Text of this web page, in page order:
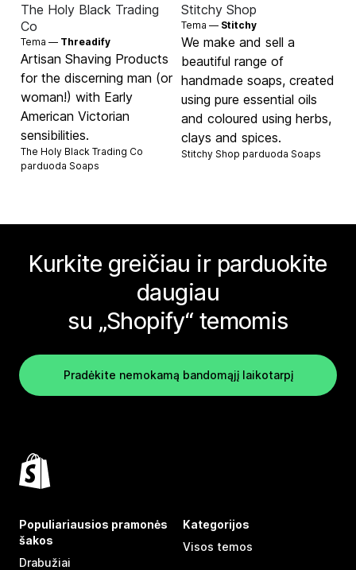
The Holy Black Trading
Co
Tema — Threadify
Artisan Shaving Products
for the discerning man (or
woman!) with Early
American Victorian
sensibilities.
The Holy Black Trading Co
parduoda Soaps
Stitchy Shop
Tema — Stitchy
We make and sell a
beautiful range of
handmade soaps, created
using pure essential oils
and coloured using herbs,
clays and spices.
Stitchy Shop parduoda Soaps
Kurkite greičiau ir parduokite
daugiau
su „Shopify“ temomis
Pradėkite nemokamą bandomąjį laikotarpį
Populiariausios pramonės
šakos
Drabužiai
Kategorijos
Visos temos